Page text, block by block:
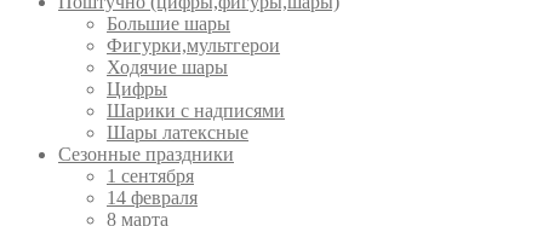
Большие шары
Фигурки,мультгерои
Ходячие шары
Цифры
Шарики с надписями
Шары латексные
Сезонные праздники
1 сентября
14 февраля
8 марта